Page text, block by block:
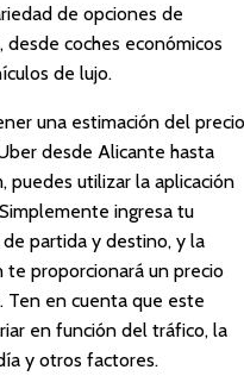
de opciones de
desde coches económicos
de lujo.
una estimación del precio
desde Alicante hasta
puedes utilizar la aplicación
ingresa tu
de partida y destino, y la
te proporcionará un precio
Ten en cuenta que este
en función del tráfico, la
y otros factores.